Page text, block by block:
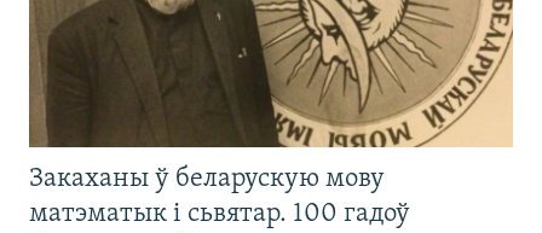
Закаханы ў беларускую мову
матэматык і сьвятар. 100 гадоў